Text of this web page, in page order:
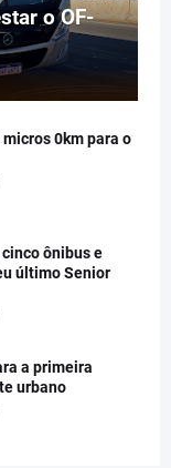
o OF-
0km para o
ônibus e
último Senior
a primeira
urbano